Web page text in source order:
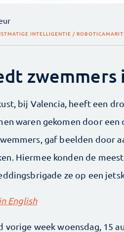
INTELLIGENTIE / ROBOTICA
zwemmers
bij Valencia, heeft een
waren gekomen door
gaf beelden door
Hiermee konden de
ze op een
English
vorige week woensdag, 15